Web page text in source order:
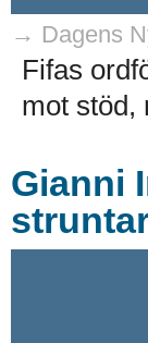
→ Dagens
Fifas
mot stöd,
Gianni